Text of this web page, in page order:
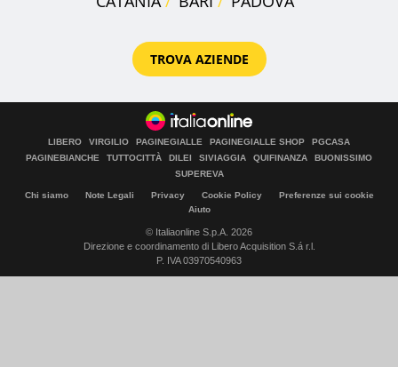
TROVA AZIENDE
LIBERO VIRGILIO PAGINEGIALLE PAGINEGIALLE SHOP
PGCASA
PAGINEBIANCHE
TUTTOCITTÀ DILEI SIVIAGGIA QUIFINANZA
BUONISSIMO
SUPEREVA
Chi siamo Note Legali Privacy Cookie Policy
Preferenze sui cookie
Aiuto
© Italiaonline S.p.A. 2026
Direzione e coordinamento di Libero Acquisition S.á r.l.
P. IVA 03970540963